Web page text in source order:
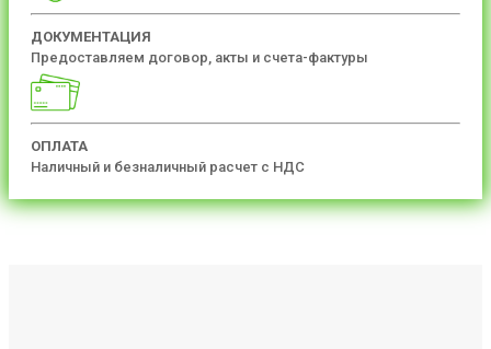
ДОКУМЕНТАЦИЯ
Предоставляем договор, акты и счета-фактуры
ОПЛАТА
Наличный и безналичный расчет с НДС